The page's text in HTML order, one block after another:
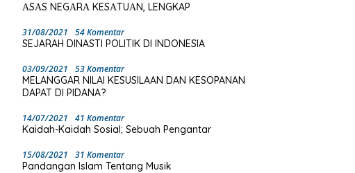
ΑSΑS NEGΑRΑ KESΑTUΑN, LENGKAP
31/08/2021 54 Komentar
SEJARAH DINASTI POLITIK DI INDONESIA
03/09/2021 53 Komentar
MELANGGAR NILAI KESUSILAAN DAN KESOPANAN
DAPAT DI PIDANA?
14/07/2021 41 Komentar
Kaidah-Kaidah Sosial; Sebuah Pengantar
15/08/2021 31 Komentar
Pandangan Islam Tentang Musik